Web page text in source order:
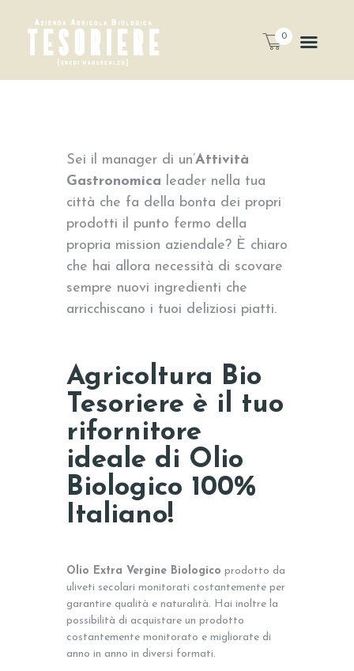
0
Sei il manager di un’Attività
Gastronomica leader nella tua
città che fa della bonta dei propri
prodotti il punto fermo della
propria mission aziendale? È chiaro
che hai allora necessità di scovare
sempre nuovi ingredienti che
arricchiscano i tuoi deliziosi piatti.
Agricoltura Bio
Tesoriere è il tuo
rifornitore
ideale di Olio
Biologico 100%
Italiano!
Olio Extra Vergine Biologico prodotto da
uliveti secolari monitorati costantemente per
garantire qualità e naturalità. Hai inoltre la
possibilità di acquistare un prodotto
costantemente monitorato e migliorate di
anno in anno in diversi formati.